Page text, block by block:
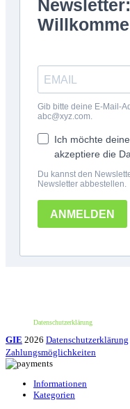
Datenschutzerklärung
GIE 2026 Datenschutzerklärung
Zahlungsmöglichkeiten
Informationen
Kategorien